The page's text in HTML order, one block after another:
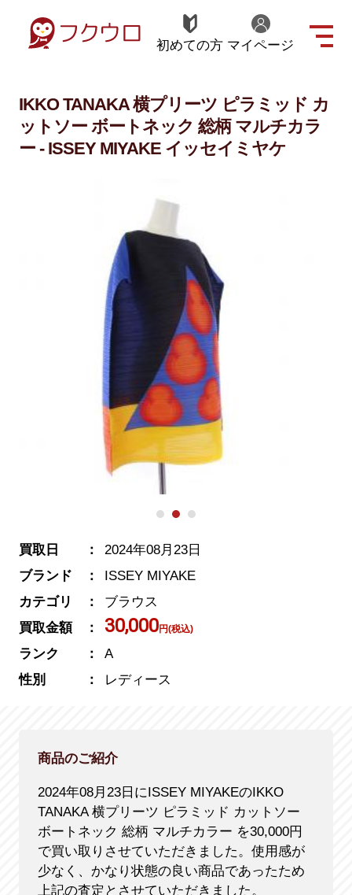
初めての方 マイページ
IKKO TANAKA 横プリーツ ピラミッド カ
ットソー ボートネック 総柄 マルチカラ
ー - ISSEY MIYAKE イッセイミヤケ
買取日
2024年08月23日
ブランド
ISSEY MIYAKE
カテゴリ
ブラウス
買取金額
30,000円(税込)
ランク
A
性別
レディース
商品のご紹介
2024年08月23日にISSEY MIYAKEのIKKO
TANAKA 横プリーツ ピラミッド カットソー
ボートネック 総柄 マルチカラー を30,000円
で買い取りさせていただきました。使用感が
少なく、かなり状態の良い商品であったため
上記の査定とさせていただきました。